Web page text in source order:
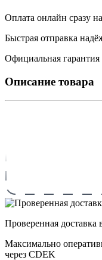
Оплата онлайн сразу
Быстрая отправка
Официальная гарантия
Описание товара
Проверенная
Максимально
через CDEK